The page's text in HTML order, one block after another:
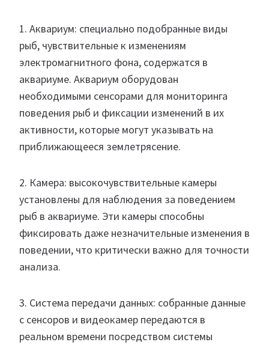
1. Аквариум: специально подобранные виды
рыб, чувствительные к изменениям
электромагнитного фона, содержатся в
аквариуме. Аквариум оборудован
необходимыми сенсорами для мониторинга
поведения рыб и фиксации изменений в их
активности, которые могут указывать на
приближающееся землетрясение.
2. Камера: высокочувствительные камеры
установлены для наблюдения за поведением
рыб в аквариуме. Эти камеры способны
фиксировать даже незначительные изменения в
поведении, что критически важно для точности
анализа.
3. Система передачи данных: собранные данные
с сенсоров и видеокамер передаются в
реальном времени посредством системы